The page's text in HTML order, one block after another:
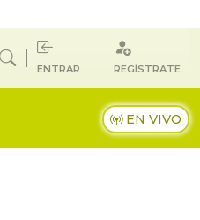
ENTRAR REGÍSTRATE
EN VIVO